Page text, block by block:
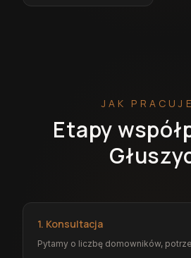
JAK
Etapy
1. Konsultacja
Pytamy o liczbę domowników,